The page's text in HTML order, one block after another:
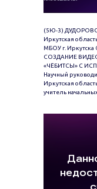
(5Ю-3)
Иркутская
МБОУ г.
СОЗДАНИЕ
«ЧЁБИТСЫ» С
Научный
Иркутская
учитель